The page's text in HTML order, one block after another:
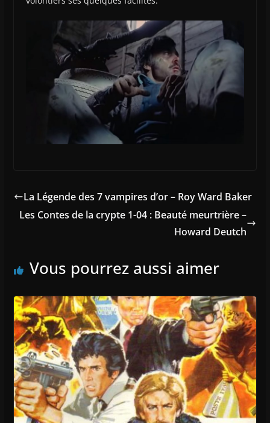
La Légende des 7 vampires d’or – Roy Ward Baker
Les Contes de la crypte 1-04 : Beauté meurtrière –
Howard Deutch
Vous pourrez aussi aimer